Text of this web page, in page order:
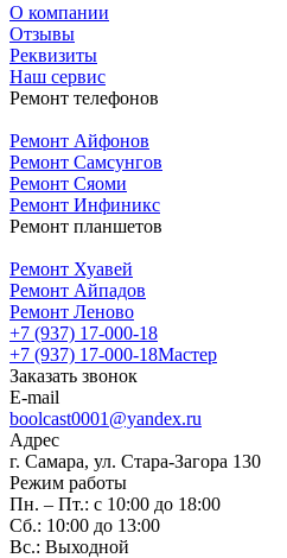
О компании
Отзывы
Реквизиты
Наш сервис
Ремонт телефонов
Ремонт Айфонов
Ремонт Самсунгов
Ремонт Сяоми
Ремонт Инфиникс
Ремонт планшетов
Ремонт Хуавей
Ремонт Айпадов
Ремонт Леново
+7 (937) 17-000-18
+7 (937) 17-000-18Мастер
Заказать звонок
E-mail
boolcast0001@yandex.ru
Адрес
г. Самара, ул. Стара-Загора 130
Режим работы
Пн. – Пт.: с 10:00 до 18:00
Сб.: 10:00 до 13:00
Вс.: Выходной